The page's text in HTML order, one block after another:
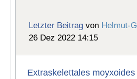
Letzter Beitrag von Helmut-G
26 Dez 2022 14:15
Extraskelettales moyxoides